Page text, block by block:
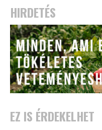
HIRDETÉS
EZ IS ÉRDEKELHET